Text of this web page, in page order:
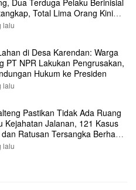
Dua Terduga Pelaku Berinisial
Total Lima Orang Kini
lalu
di Desa Karendan: Warga
PT NPR Lakukan Pengrusakan,
Hukum ke Presiden
lalu
Pastikan Tidak Ada Ruang
Kejahatan Jalanan, 121 Kasus
Ratusan Tersangka Berhasil
lalu